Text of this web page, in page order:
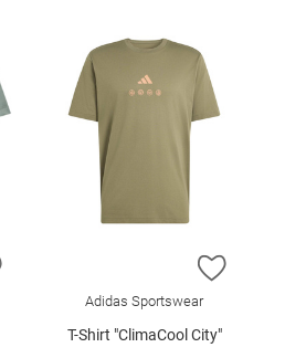
ZUR WUNSCHLISTE HINZUFÜGEN
ZUR
Adidas Sportswear
T-Shirt "ClimaCool City"